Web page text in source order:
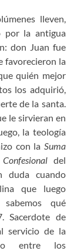
lleven,
por la antigua
don Juan fue
favorecieron la
quién mejor
los adquirió,
de la santa.
le sirvieran en
la teología
con la Suma
Confesional del
duda cuando
que luego
qué
Sacerdote de
servicio de la
entre los